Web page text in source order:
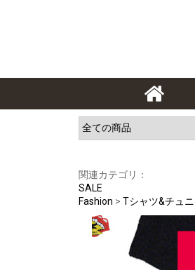
関連カテゴリ：
SALE
Fashion > Tシャツ&チュ